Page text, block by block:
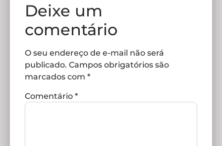
Deixe um
comentário
O seu endereço de e-mail não será
publicado. Campos obrigatórios são
marcados com *
Comentário *